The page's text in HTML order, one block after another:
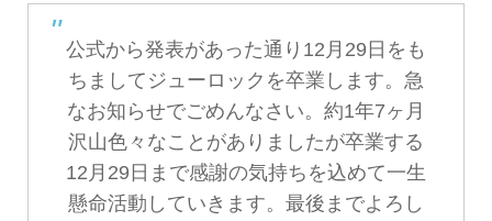
公式から発表があった通り12月29日をも
ちましてジューロックを卒業します。急
なお知らせでごめんなさい。約1年7ヶ月
沢山色々なことがありましたが卒業する
12月29日まで感謝の気持ちを込めて一生
懸命活動していきます。最後までよろし